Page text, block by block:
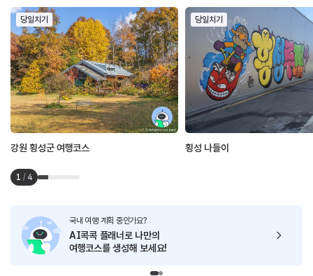
당일치기
강원 횡성군 여행코스
당일치기
횡성 나들이
1 / 4
국내 여행 계획 중인가요?
AI콕콕 플래너로 나만의
여행코스를 생성해 보세요!